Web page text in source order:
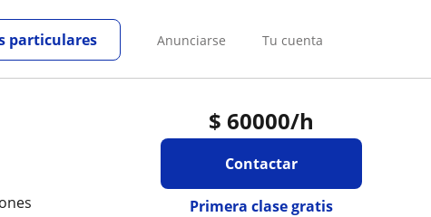
Anunciarse Tu cuenta
particulares
$ 60000/h
Contactar
Primera clase gratis